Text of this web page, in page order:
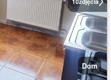
Dom